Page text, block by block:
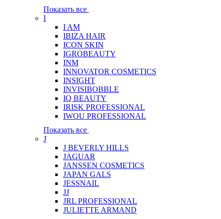
Показать все
I
I AM
IBIZA HAIR
ICON SKIN
IGROBEAUTY
INM
INNOVATOR COSMETICS
INSIGHT
INVISIBOBBLE
IQ BEAUTY
IRISK PROFESSIONAL
IWOU PROFESSIONAL
Показать все
J
J BEVERLY HILLS
JAGUAR
JANSSEN COSMETICS
JAPAN GALS
JESSNAIL
JJ
JRL PROFESSIONAL
JULIETTE ARMAND